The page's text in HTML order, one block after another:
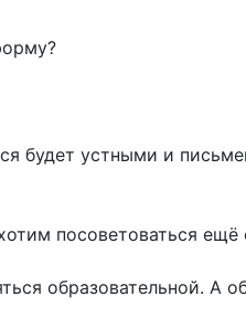
будет устными и
посоветоваться
образовательной. А